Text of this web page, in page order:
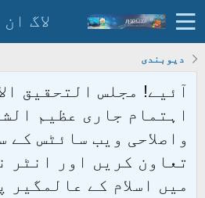
لاگ ان
دیوبندی
آئیے! مجلس التحقیق
اہتمام جاری عظیم
واصلاحی ویب سائٹس کے
تعاون کریں اور انٹر
میں اسلام کے عالمگیر